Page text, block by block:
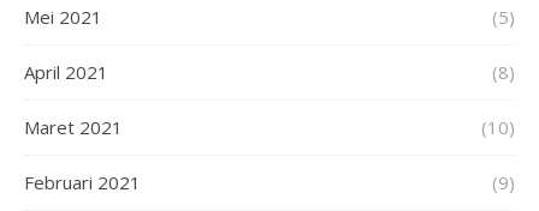
Mei 2021 (5)
April 2021 (8)
Maret 2021 (10)
Februari 2021 (9)